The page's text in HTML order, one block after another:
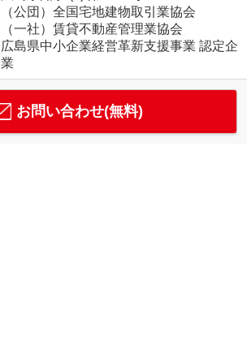
（公団）全国宅地建物取引業協会
（一社）賃貸不動産管理業協会
広島県中小企業経営革新支援事業 認定企
業
お問い合わせ(無料)